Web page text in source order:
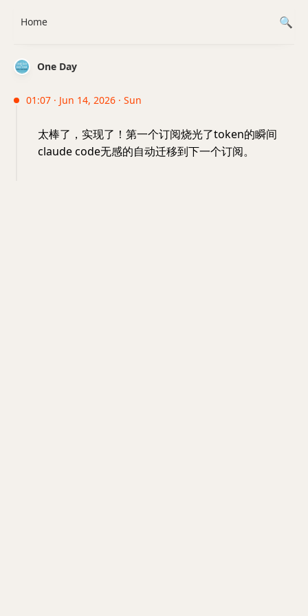
One Day
01:07 · Jun 14, 2026 · Sun
太棒了，实现了！第一个订阅烧光了token的瞬间
claude code无感的自动迁移到下一个订阅。
Home